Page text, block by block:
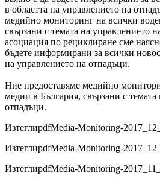
в областта на управлението на
медийно мониторинг на всички
свързани с темата на управлението
асоциация по рециклиране сме
бъдете информирани за всички
на управлението на отпадъци.
Ние предоставяме медийно
медии в България, свързани с темата
отпадъци.
ИзтеглиpdfMedia-Monitoring-
ИзтеглиpdfMedia-Monitoring-
ИзтеглиpdfMedia-Monitoring-